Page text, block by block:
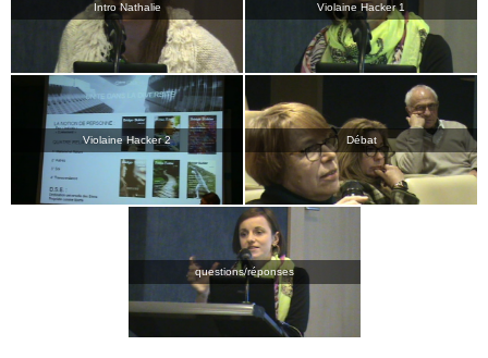
Intro Nathalie Violaine Hacker 1
Violaine Hacker 2 Débat
questions/réponses